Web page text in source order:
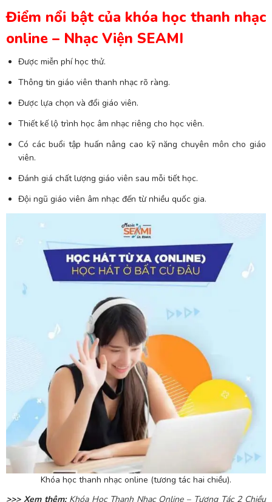
Điểm nổi bật của khóa học thanh nhạc
online – Nhạc Viện SEAMI
Được miễn phí học thử.
Thông tin giáo viên thanh nhạc rõ ràng.
Được lựa chọn và đổi giáo viên.
Thiết kế lộ trình học âm nhạc riêng cho học viên.
Có các buổi tập huấn nâng cao kỹ năng chuyên môn cho giáo
viên.
Đánh giá chất lượng giáo viên sau mỗi tiết học.
Đội ngũ giáo viên âm nhạc đến từ nhiều quốc gia.
Khóa học thanh nhạc online (tương tác hai chiều).
>>> Xem thêm: Khóa Học Thanh Nhạc Online – Tương Tác 2 Chiều